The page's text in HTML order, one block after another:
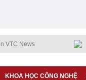
KHOA HỌC CÔNG NGHỆ